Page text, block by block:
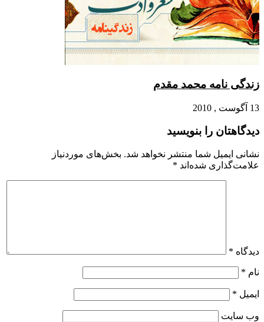
نامه محمد مقدم
را بنویسید
شما منتشر نخواهد شد. بخش‌های موردنیاز
شده‌اند *
*